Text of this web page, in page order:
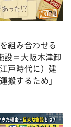
組み合わせる
設＝大阪木津卸
戸時代に）建
搬するため」